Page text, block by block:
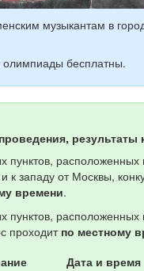
музыкантам в
олимпиады бесплатны.
результаты
пунктов, расположенных
к западу от Москвы,
времени.
пунктов, расположенных
проходит по местному
Дата и время